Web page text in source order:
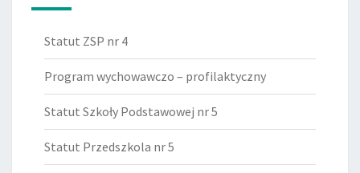
Statut ZSP nr 4
Program wychowawczo – profilaktyczny
Statut Szkoły Podstawowej nr 5
Statut Przedszkola nr 5